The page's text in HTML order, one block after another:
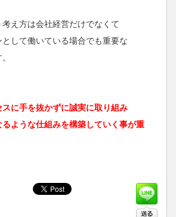
え方は会社経営だけでなくて
して働いている場合でも重要な
スに手を抜かずに誠実に取り組み
ような仕組みを構築していく事が重